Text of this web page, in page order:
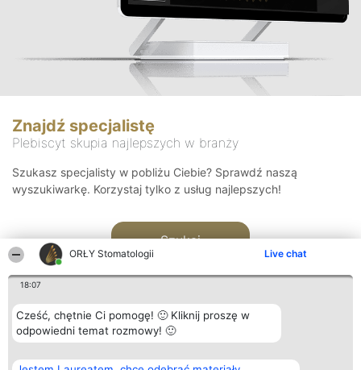
ORŁY Stomatologii Live chat
18:07
Cześć, chętnie Ci pomogę! 🙂 Kliknij proszę w
odpowiedni temat rozmowy! 🙂
Znajdź specjalistę
Plebiscyt skupia najlepszych w branży
Szukasz specjalisty w pobliżu Ciebie? Sprawdź naszą
wyszukiwarkę. Korzystaj tylko z usług najlepszych!
Szukaj
Organizator plebiscytu Plebiscyt Kontakt